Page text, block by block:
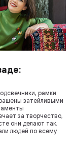
рамки
затейливыми
за творчество,
они делают так,
людей по всему